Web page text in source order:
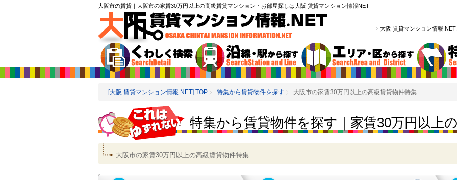
大阪市の賃貸 ｜大阪市の家賃30万円以上の高級賃貸マンション・お部屋探しは大阪 賃貸マンション情報NET
大阪 賃貸マンション情報.NET
[大阪 賃貸マンション情報.NET] TOP 特集から賃貸物件を探す 大阪市の家賃30万円以上の高級賃貸物件特集
特集から賃貸物件を探す｜家賃30万円以上
大阪市の家賃30万円以上の高級賃貸物件特集